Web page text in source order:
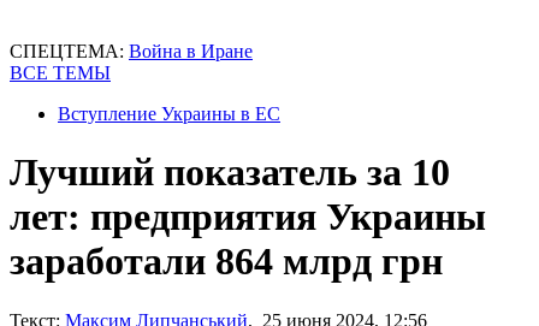
СПЕЦТЕМА: Война в Иране
ВСЕ ТЕМЫ
Вступление Украины в ЕС
Лучший показатель за 10
лет: предприятия Украины
заработали 864 млрд грн
Текст: Максим Липчанський, 25 июня 2024, 12:56